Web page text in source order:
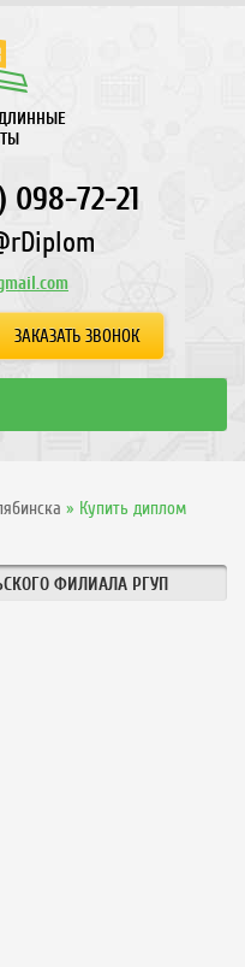
098-72-21
ЗАКАЗАТЬ ЗВОНОК
» Купить диплом
ФИЛИАЛА РГУП